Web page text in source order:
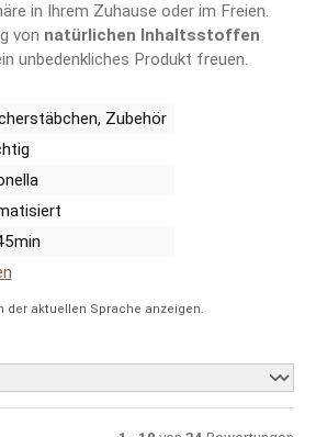
in Ihrem Zuhause oder im Freien.
von natürlichen Inhaltsstoffen
unbedenkliches Produkt freuen.
, Zubehör
der aktuellen Sprache anzeigen.